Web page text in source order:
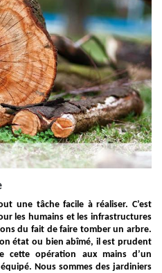
une tâche facile à réaliser. C’est
les humains et les infrastructures
du fait de faire tomber un arbre.
état ou bien abîmé, il est prudent
cette opération aux mains d’un
Nous sommes des jardiniers